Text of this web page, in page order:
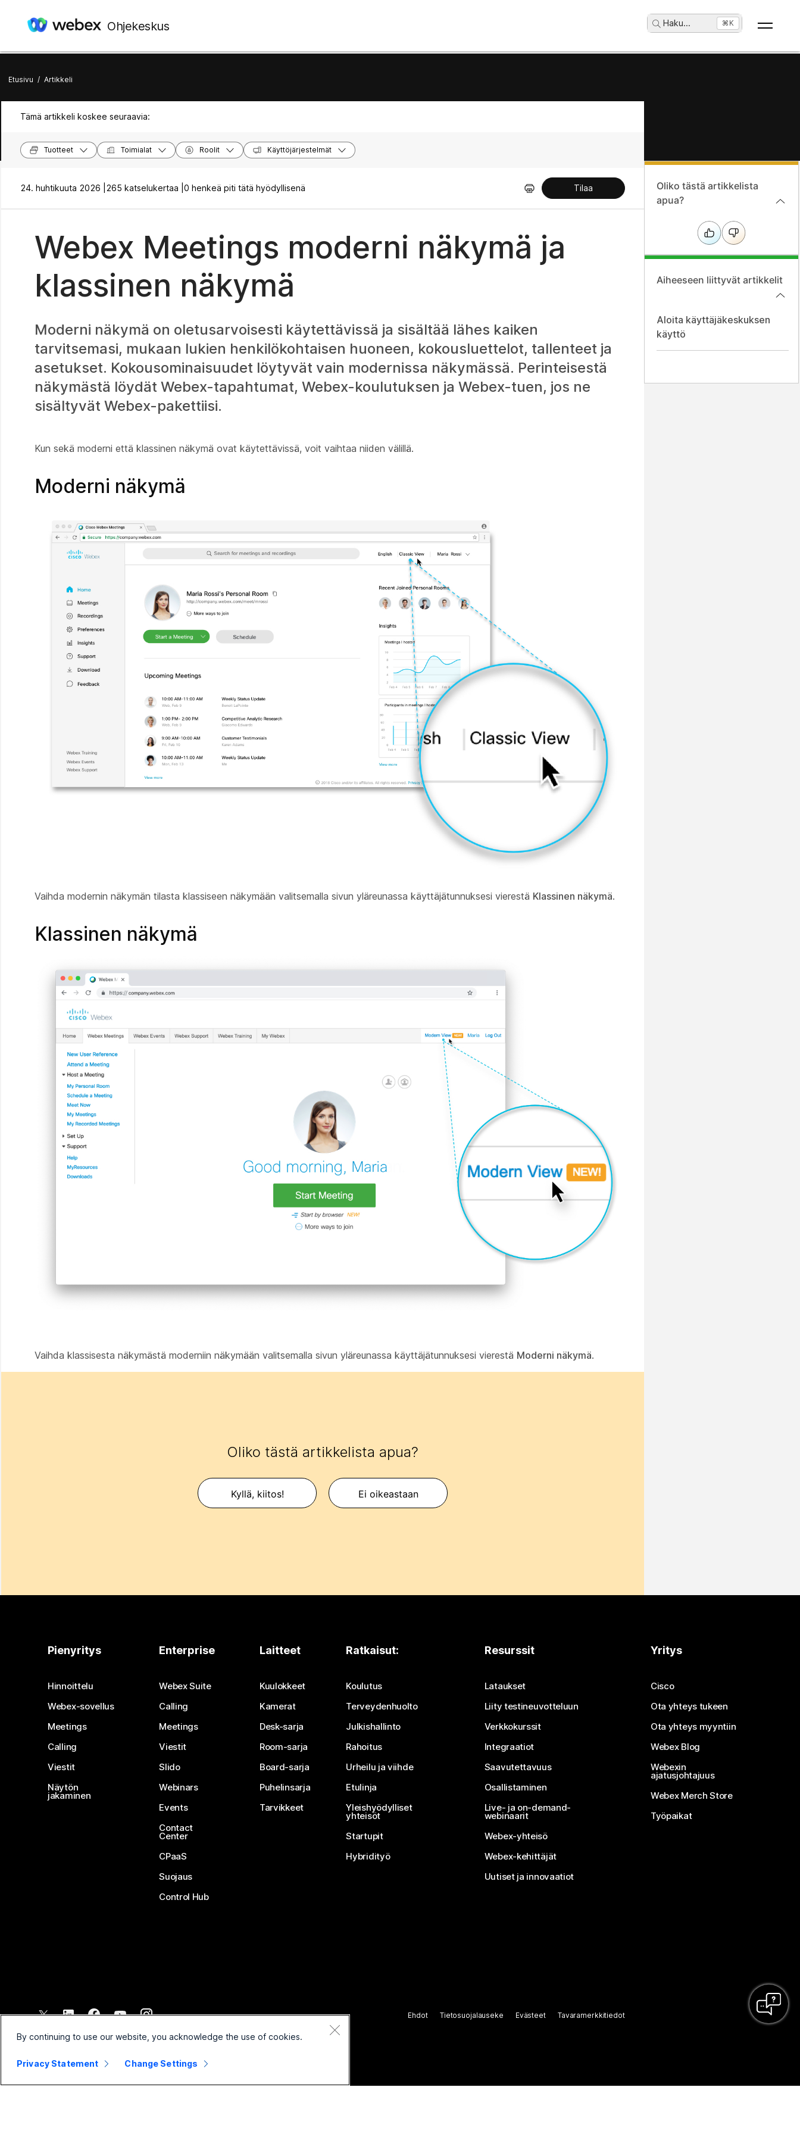
Ohjekeskus Haku... ⌘K
Etusivu / Artikkeli
Tämä artikkeli koskee seuraavia:
Tuotteet Toimialat Roolit Käyttöjärjestelmät
24. huhtikuuta 2026 | 265 katselukertaa | 0 henkeä piti tätä hyödyllisenä Tilaa
Webex Meetings moderni näkymä ja
klassinen näkymä
Moderni näkymä on oletusarvoisesti käytettävissä ja sisältää lähes kaiken
tarvitsemasi, mukaan lukien henkilökohtaisen huoneen, kokousluettelot, tallenteet ja
asetukset. Kokousominaisuudet löytyvät vain modernissa näkymässä. Perinteisestä
näkymästä löydät Webex-tapahtumat, Webex-koulutuksen ja Webex-tuen, jos ne
sisältyvät Webex-pakettiisi.
Kun sekä moderni että klassinen näkymä ovat käytettävissä, voit vaihtaa niiden välillä.
Moderni näkymä
Vaihda modernin näkymän tilasta klassiseen näkymään valitsemalla sivun yläreunassa käyttäjätunnuksesi vierestä Klassinen näkymä.
Klassinen näkymä
Vaihda klassisesta näkymästä moderniin näkymään valitsemalla sivun yläreunassa käyttäjätunnuksesi vierestä Moderni näkymä.
Oliko tästä artikkelista apua?
Kyllä, kiitos! Ei oikeastaan
Oliko tästä artikkelista
apua?
Aiheeseen liittyvät artikkelit
Aloita käyttäjäkeskuksen
käyttö
Pienyritys
Hinnoittelu
Webex-sovellus
Meetings
Calling
Viestit
Näytön
jakaminen
Enterprise
Webex Suite
Calling
Meetings
Viestit
Slido
Webinars
Events
Contact
Center
CPaaS
Suojaus
Control Hub
Laitteet
Kuulokkeet
Kamerat
Desk-sarja
Room-sarja
Board-sarja
Puhelinsarja
Tarvikkeet
Ratkaisut:
Koulutus
Terveydenhuolto
Julkishallinto
Rahoitus
Urheilu ja viihde
Etulinja
Yleishyödylliset
yhteisöt
Startupit
Hybridityö
Resurssit
Lataukset
Liity testineuvotteluun
Verkkokurssit
Integraatiot
Saavutettavuus
Osallistaminen
Live- ja on-demand-
webinaarit
Webex-yhteisö
Webex-kehittäjät
Uutiset ja innovaatiot
Yritys
Cisco
Ota yhteys tukeen
Ota yhteys myyntiin
Webex Blog
Webexin
ajatusjohtajuus
Webex Merch Store
Työpaikat
2026 Cisco ja/tai sen tytäryhtiöt. Kaikki oikeudet pidätetään.
Ehdot Tietosuojalauseke Evästeet Tavaramerkkitiedot
By continuing to use our website, you acknowledge the use of cookies.
Privacy Statement Change Settings